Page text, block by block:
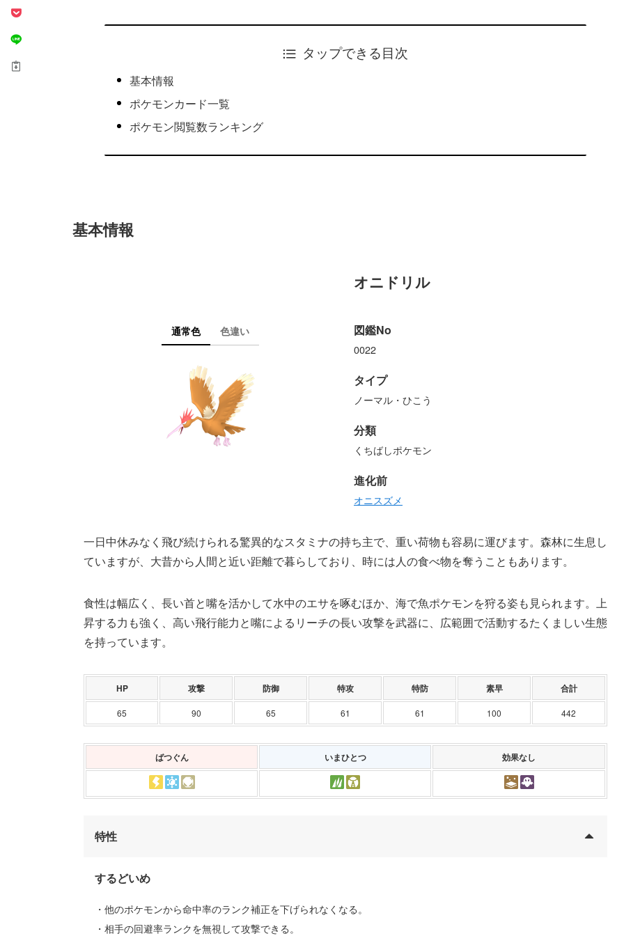
タップできる目次
基本情報
ポケモンカード一覧
ポケモン閲覧数ランキング
基本情報
通常色 色違い
オニドリル
図鑑No
0022
タイプ
ノーマル・ひこう
分類
くちばしポケモン
進化前
オニスズメ
一日中休みなく飛び続けられる驚異的なスタミナの持ち主で、重い荷物も容易に運びます。森林に生息し
ていますが、大昔から人間と近い距離で暮らしており、時には人の食べ物を奪うこともあります。
食性は幅広く、長い首と嘴を活かして水中のエサを啄むほか、海で魚ポケモンを狩る姿も見られます。上
昇する力も強く、高い飛行能力と嘴によるリーチの長い攻撃を武器に、広範囲で活動するたくましい生態
を持っています。
HP 攻撃 防御 特攻 特防 素早 合計
65 90 65 61 61 100 442
ばつぐん いまひとつ 効果なし
特性
するどいめ
・他のポケモンから命中率のランク補正を下げられなくなる。
・相手の回避率ランクを無視して攻撃できる。